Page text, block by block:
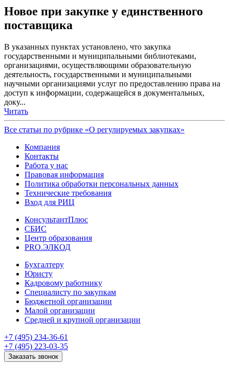
Новое при закупке у единственного
поставщика
В указанных пунктах установлено, что закупка
государственными и муниципальными библиотеками,
организациями, осуществляющими образовательную
деятельность, государственными и муниципальными
научными организациями услуг по предоставлению права на
доступ к информации, содержащейся в документальных,
доку...
Читать
Все статьи по рубрике «О регулируемых закупках»
Компания
Контакты
Работа у нас
Правовая информация
Политика обработки персональных данных
Технические требования
Вход для РИЦ
КонсультантПлюс
СБИС
Центр образования
PRO.ЭЛКОД
Бухгалтеру
Юристу
Кадровому работнику
Специалисту по закупкам
Бюджетной организации
Малой организации
Средней и крупной организации
+7 (495) 234-36-61
+7 (495) 223-03-35
Заказать звонок